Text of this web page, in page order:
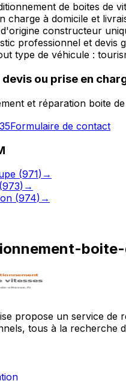
de boites de
charge à domicile et
d'origine constructeur
professionnel et devis
type de véhicule :
ou prise en
et réparation boite
Formulaire de contact
(971) →
(973) →
(974) →
propose un service de
tous à la recherche